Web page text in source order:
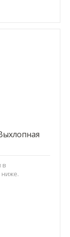
в
ниже.